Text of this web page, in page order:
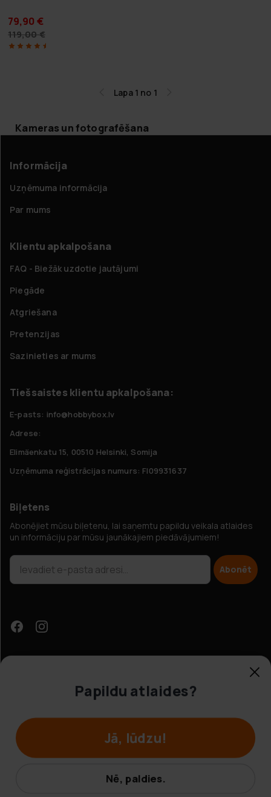
79,90 €
119,00 €
Lapa 1 no 1
Kameras un fotografēšana
Informācija
Uzņēmuma informācija
Par mums
Klientu apkalpošana
FAQ - Biežāk uzdotie jautājumi
Piegāde
Atgriešana
Pretenzijas
Sazinieties ar mums
Tiešsaistes klientu apkalpošana:
E-pasts: info@hobbybox.lv
Adrese:
Elimäenkatu 15, 00510 Helsinki, Somija
Uzņēmuma reģistrācijas numurs: FI09931637
Biļetens
Abonējiet mūsu biļetenu, lai saņemtu papildu veikala atlaides
un informāciju par mūsu jaunākajiem piedāvājumiem!
Abonēt
Klientu apkalpošana
© Hobbybox 2025
Noteikumi un nosacījumi